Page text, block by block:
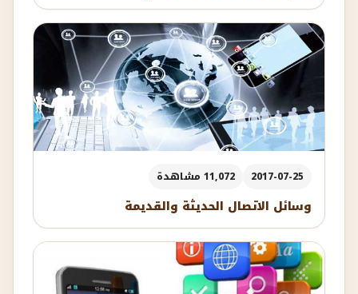
2017-07-25 11,072 مشاهدة
وسائل الاتصال الحديثة والقديمة